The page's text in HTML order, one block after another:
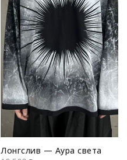
Лонгслив — Аура света